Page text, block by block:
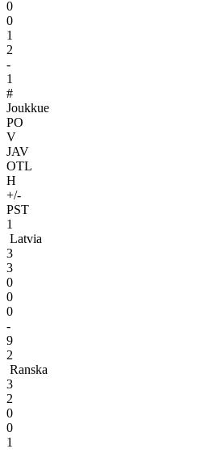
0
0
1
2
-
1
#
Joukkue
PO
V
JAV
OTL
H
+/-
PST
1
Latvia
3
3
0
0
0
-
9
2
Ranska
3
2
0
0
1